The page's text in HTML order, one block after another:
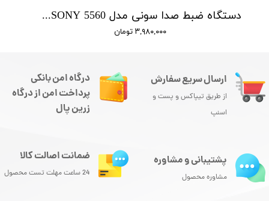
دستگاه ضبط صدا سونی مدل SONY 5560 - حافظه 16 گیگابایت
۳,۹۸۰,۰۰۰ تومان
ارسال سریع سفارش
از طریق تیپاکس و پست و
اسنپ
درگاه امن بانکی
پرداخت امن از درگاه
زرین پال
پشتیبانی و مشاوره
مشاوره محصول
ضمانت اصالت کالا
24 ساعت مهلت تست محصول